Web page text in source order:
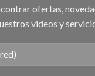
ofertas,
videos y